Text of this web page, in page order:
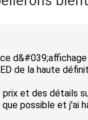
vous voudriez
tout autre